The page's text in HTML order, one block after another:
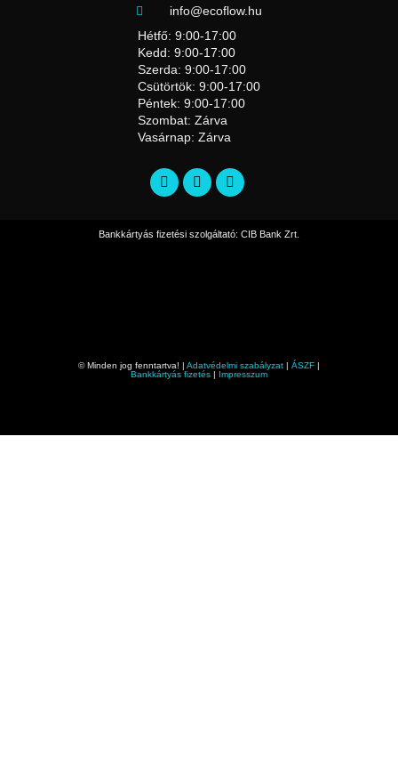
info@ecoflow.hu
Hétfő: 9:00-17:00
Kedd: 9:00-17:00
Szerda: 9:00-17:00
Csütörtök: 9:00-17:00
Péntek: 9:00-17:00
Szombat: Zárva
Vasárnap: Zárva
Bankkártyás fizetési szolgáltató: CIB Bank Zrt.
© Minden jog fenntartva! | Adatvédelmi szabályzat | ÁSZF |
Bankkártyás fizetés | Impresszum